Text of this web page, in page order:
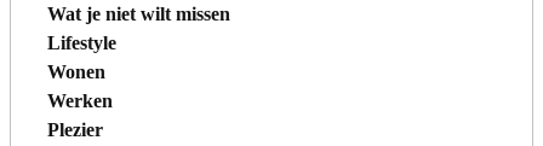
Wat je niet wilt missen
Lifestyle
Wonen
Werken
Plezier